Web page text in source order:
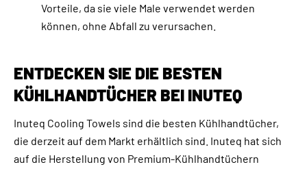
Vorteile, da sie viele Male verwendet werden
können, ohne Abfall zu verursachen.
ENTDECKEN SIE DIE BESTEN
KÜHLHANDTÜCHER BEI INUTEQ
Inuteq Cooling Towels sind die besten Kühlhandtücher,
die derzeit auf dem Markt erhältlich sind. Inuteq hat sich
auf die Herstellung von Premium-Kühlhandtüchern